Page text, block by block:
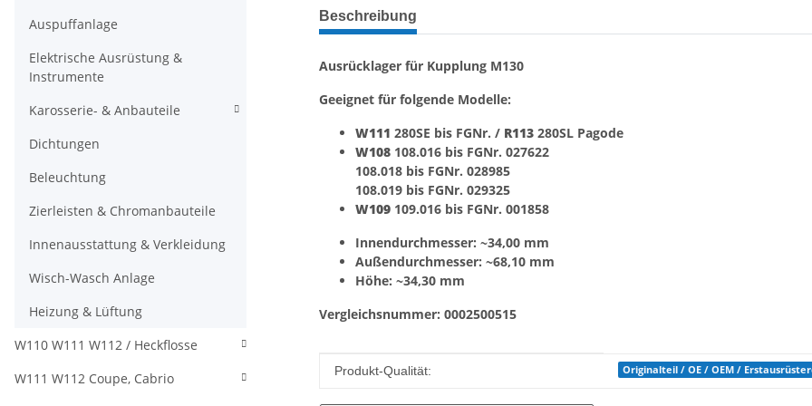
weitere Registerkarten anzeigen
Beschreibung
Ausrücklager für Kupplung M130
Geeignet für folgende Modelle:
W111 280SE bis FGNr. / R113 280SL Pagode
W108 108.016 bis FGNr. 027622
108.018 bis FGNr. 028985
108.019 bis FGNr. 029325
W109 109.016 bis FGNr. 001858
Innendurchmesser: ~34,00 mm
Außendurchmesser: ~68,10 mm
Höhe: ~34,30 mm
Vergleichsnummer: 0002500515
Produkteigenschaft
Wert
Produkt-Qualität: Originalteil / OE / OEM /
Auspuffanlage
Elektrische Ausrüstung &
Instrumente
Karosserie- & Anbauteile
Dichtungen
Beleuchtung
Zierleisten & Chromanbauteile
Innenausstattung & Verkleidung
Wisch-Wasch Anlage
Heizung & Lüftung
W110 W111 W112 / Heckflosse
W111 W112 Coupe, Cabrio